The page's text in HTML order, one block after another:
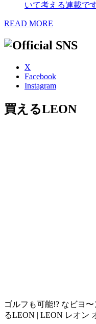
いて考える連載です
READ MORE
X
Facebook
Instagram
買えるLEON
ゴルフも可能!? なビヨ
るLEON | LEON レオン